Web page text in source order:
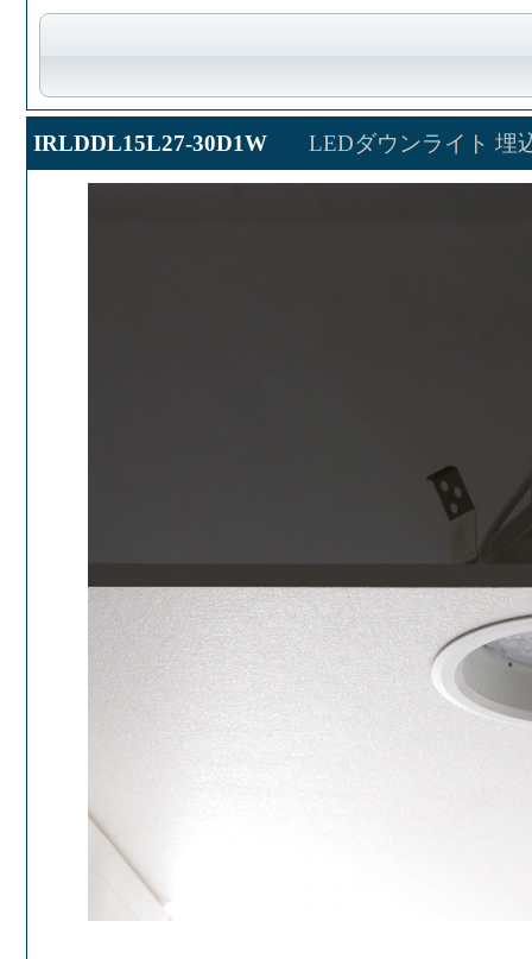
IRLDDL15L27-30D1W LEDダウンライト 埋